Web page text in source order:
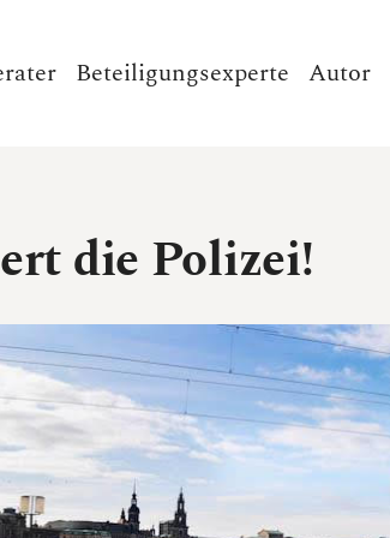
Beteiligungsexperte Autor
die Polizei!